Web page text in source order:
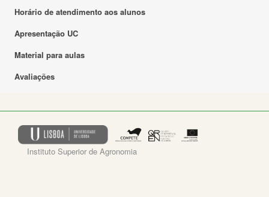
Horário de atendimento aos alunos
Apresentação UC
Material para aulas
Avaliações
Instituto Superior de Agronomia